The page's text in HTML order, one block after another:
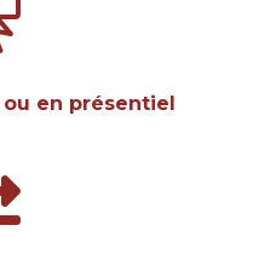
en présentiel